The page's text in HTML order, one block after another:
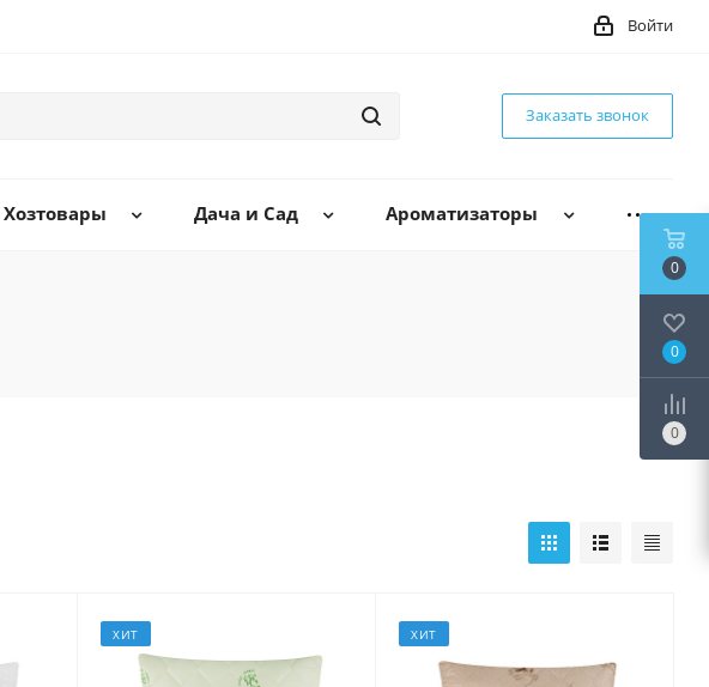
Войти
Заказать звонок
Хозтовары Дача и Сад Ароматизаторы
ХИТ ХИТ
0
0
0